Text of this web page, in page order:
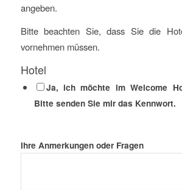
angeben.
Bitte beachten Sie, dass Sie die
vornehmen müssen.
Hotel
Ja, ich möchte im Welcome Hotel übernachten.
Bitte senden Sie mir das Kennwort.
Ihre Anmerkungen oder Fragen